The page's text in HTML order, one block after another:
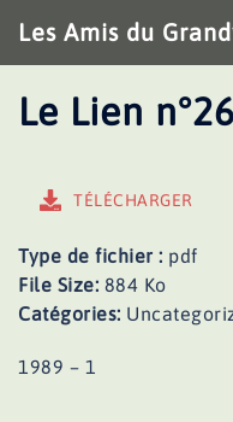
au
contenu
Les Amis du
Le Lien n°26
1989 – 1
TÉLÉCHARGER
Type de fichier : pdf
File Size: 884 Ko
Catégories: